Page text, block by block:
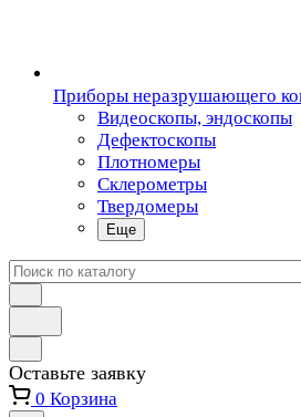
Приборы неразрушающего
Видеоскопы, эндоскопы
Дефектоскопы
Плотномеры
Склерометры
Твердомеры
Еще
Оставьте заявку
0 Корзина